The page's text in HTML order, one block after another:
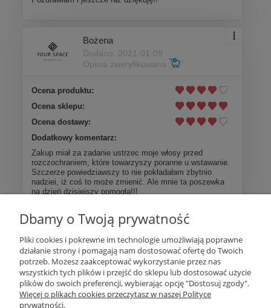
Bożena
Dodano: 2021-01-09
Opinia zweryfikowana
Ocena produktu:
Ocena sklepu:
Ocena dostawy:
Dodatkowy komentarz:
Zakup miał za zadanie ustrzec moje włosy przed
rozczochraniem, które towarzyszy poranne u wstawanie.
Szczerze powiedziawszy to nie pokładałam zbytnio
nadziei, iż coś to może zmienić. Ale mnie ta poszewka
na dzień dzisiejszy pomogła!!!
Więcej opinii
Pomoc
Moje konto
Dbamy o Twoją prywatność
Pliki cookies i pokrewne im technologie umożliwiają poprawne
działanie strony i pomagają nam dostosować ofertę do Twoich
potrzeb. Możesz zaakceptować wykorzystanie przez nas
wszystkich tych plików i przejść do sklepu lub dostosować użycie
plików do swoich preferencji, wybierając opcję "Dostosuj zgody".
Więcej o plikach cookies przeczytasz w naszej Polityce
prywatności.